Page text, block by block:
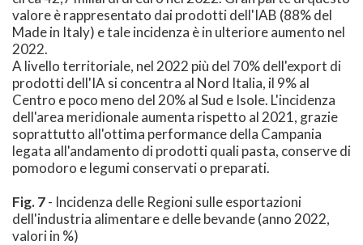
valore è rappresentato dai prodotti dell'IAB (88% del
Made in Italy) e tale incidenza è in ulteriore aumento nel
2022.
A livello territoriale, nel 2022 più del 70% dell'export di
prodotti dell'IA si concentra al Nord Italia, il 9% al
Centro e poco meno del 20% al Sud e Isole. L'incidenza
dell'area meridionale aumenta rispetto al 2021, grazie
soprattutto all'ottima performance della Campania
legata all'andamento di prodotti quali pasta, conserve di
pomodoro e legumi conservati o preparati.
Fig. 7- Incidenza delle Regioni sulle esportazioni
dell'industria alimentare e delle bevande (anno 2022,
valori in %)